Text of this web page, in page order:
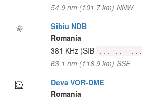
54.9 nm (101.7 km) NNW
Sibiu NDB
Romania
381 KHz (SIB ... .. -...
63.1 nm (116.9 km) SSE
Deva VOR-DME
Romania